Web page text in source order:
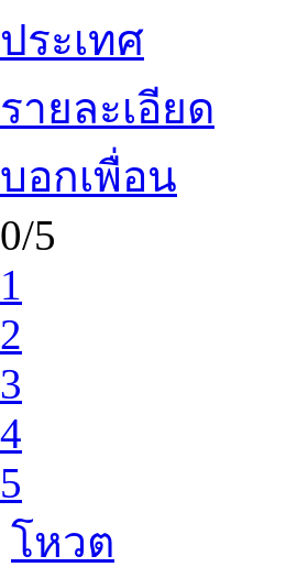
ประเทศ
รายละเอียด
บอกเพื่อน
0/5
1
2
3
4
5
โหวต